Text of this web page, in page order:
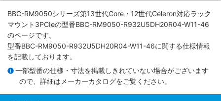
BBC-RM9050シリーズ第13世代Core・12世代Celeron対応ラック
マウント3PCIeの型番BBC-RM9050-R932U5DH20R04-W11-46
のページです。
型番BBC-RM9050-R932U5DH20R04-W11-46に関する仕様情報
を記載しております。
一部型番の仕様・寸法を掲載しきれていない場合がございます
ので、詳細は メーカーカタログをご覧ください。